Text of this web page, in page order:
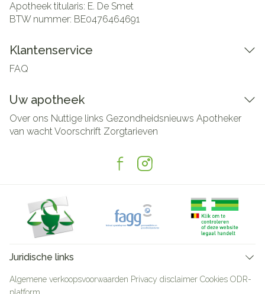
Apotheek titularis: E. De Smet
BTW nummer: BE0476464691
Klantenservice
FAQ
Uw apotheek
Over ons Nuttige links Gezondheidsnieuws Apotheker
van wachtVoorschrift Zorgtarieven
Juridische links
Algemene verkoopsvoorwaarden Privacy disclaimer Cookies ODR-